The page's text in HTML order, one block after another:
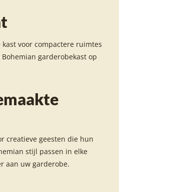
voor compactere ruimtes
garderobekast op
creatieve geesten die hun
stijl passen in elke
aan uw garderobe.